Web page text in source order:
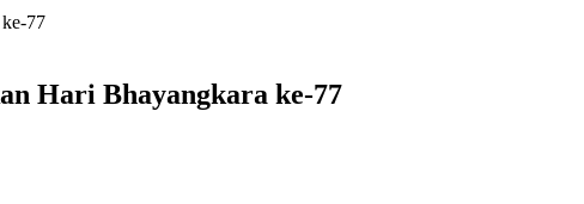
77
Hari Bhayangkara ke-77